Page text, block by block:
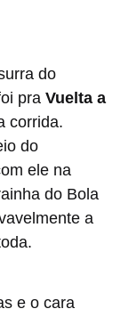
do
pra Vuelta a
corrida.
do
ele na
do Bola
a
e o cara